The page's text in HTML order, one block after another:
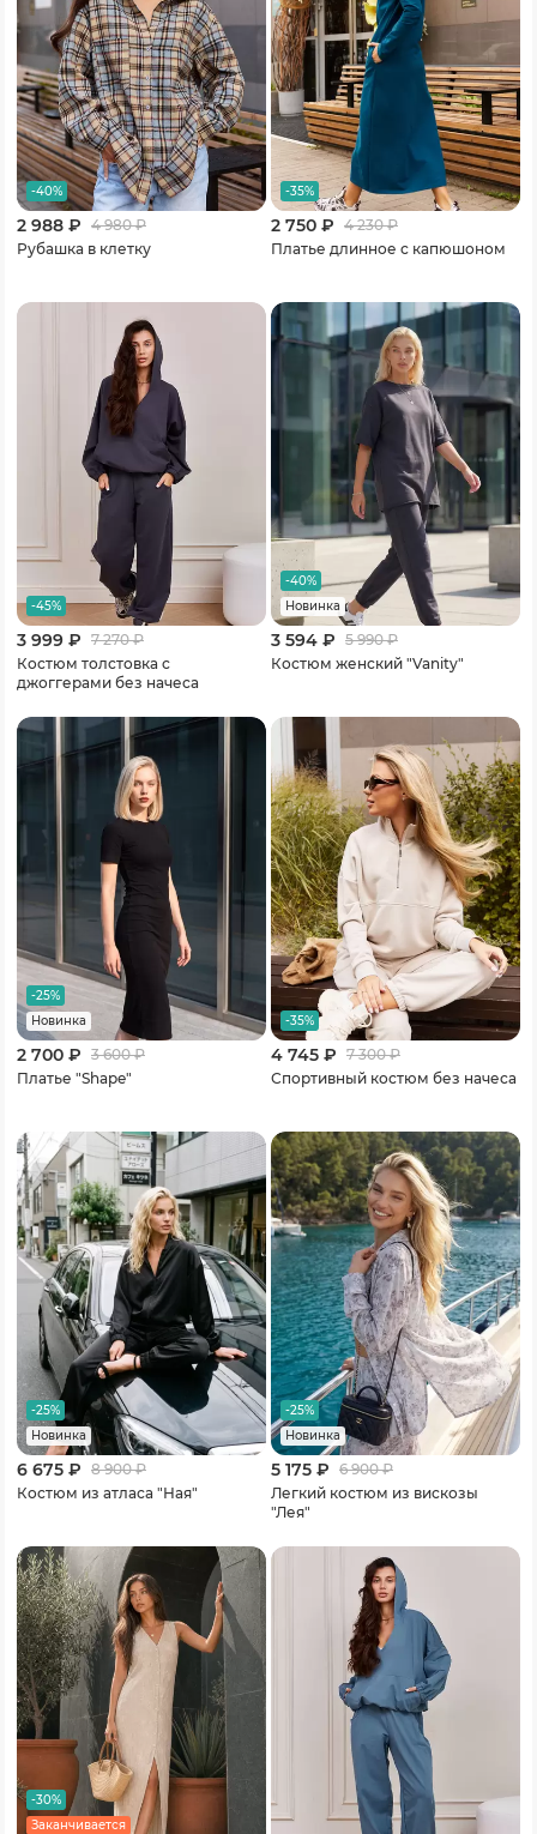
-40%
2 988 ₽ 4 980₽
Рубашка в клетку
-35%
2 750 ₽ 4 230₽
Платье длинное с капюшоном
-45%
3 999 ₽ 7 270₽
Костюм толстовка с
джоггерами без начеса
-40%
Новинка
3 594 ₽ 5 990₽
Костюм женский "Vanity"
-25%
Новинка
2 700 ₽ 3 600₽
Платье "Shape"
-35%
4 745 ₽ 7 300₽
Спортивный костюм без начеса
-25%
Новинка
6 675 ₽ 8 900₽
Костюм из атласа "Ная"
-25%
Новинка
5 175 ₽ 6 900₽
Легкий костюм из вискозы
"Лея"
-30%
Заканчивается